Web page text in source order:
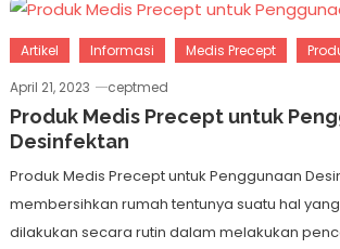
Artikel Informasi Medis Precept
April 21, 2023
ceptmed
Produk Medis Precept untuk
Desinfektan
Produk Medis Precept untuk Penggunaan
membersihkan rumah tentunya suatu hal
dilakukan secara rutin dalam melakukan